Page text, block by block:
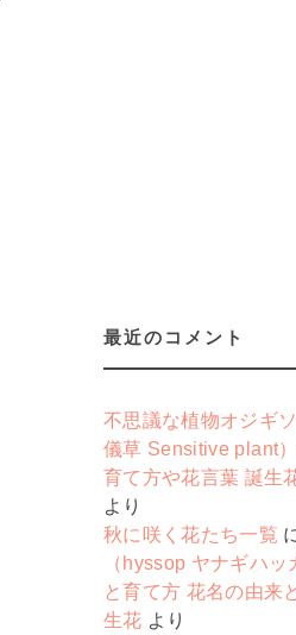
最近のコメント
不思議な植物オジギ
儀草 Sensitive plant
育て方や花言葉 誕生
より
秋に咲く花たち一覧
（hyssop ヤナギハッ
と育て方 花名の由来
生花 より